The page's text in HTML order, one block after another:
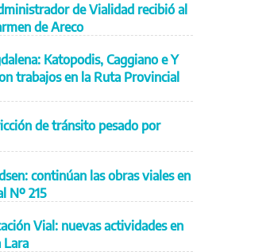
de Vialidad recibió al
de Areco
Katopodis, Caggiano e Y
trabajos en la Ruta Provincial
de tránsito pesado por
continúan las obras viales en
Nº 215
Vial: nuevas actividades en
Lara